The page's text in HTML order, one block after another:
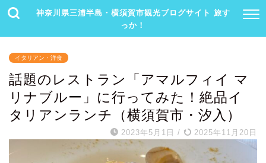
神奈川県三浦半島・横須賀市観光ブログサイト 旅す
っか！
イタリアン・洋食
話題のレストラン「アマルフィイ マ
リナブルー」に行ってみた！絶品イ
タリアンランチ（横須賀市・汐入）
2023年5月1日 / 2025年11月20日